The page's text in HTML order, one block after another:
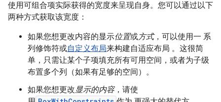
使用可组合项实际获得的宽度来呈现自身。您可以通过以下
两种方式获取该宽度：
如果您想更改内容的显示位置或方式，可以使用一 系
列修饰符或自定义布局来构建自适应布局 。这很简
单，只需让某个子项填充所有可用空间，或者为子级
布置多个列（如果有足够的空间）。
如果您想更改显示的内容，请使